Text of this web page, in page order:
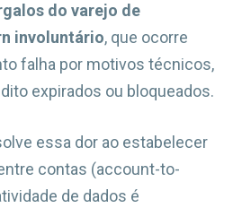
do varejo de
involuntário, que ocorre
falha por motivos técnicos,
expirados ou bloqueados.
essa dor ao estabelecer
contas (account-to-
de dados é